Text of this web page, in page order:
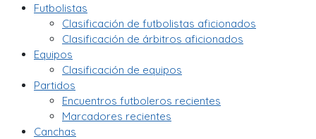
Futbolistas
Clasificación de futbolistas aficionados
Clasificación de árbitros aficionados
Equipos
Clasificación de equipos
Partidos
Encuentros futboleros recientes
Marcadores recientes
Canchas